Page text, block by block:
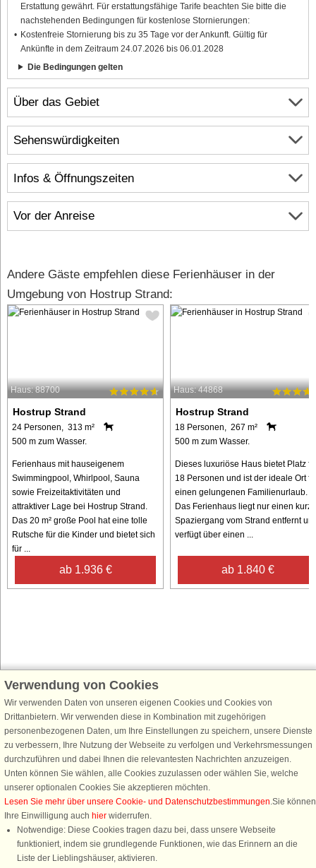
Über das Gebiet
Infos & Öffnungszeiten
Vor der Anreise
Erstattung gewährt. Für erstattungsfähige Tarife beachten Sie bitte die
nachstehenden Bedingungen für kostenlose Stornierungen:
Kostenfreie Stornierung bis zu 35 Tage vor der Ankunft. Gültig für
Ankünfte in dem Zeitraum 24.07.2026 bis 06.01.2028
Die Bedingungen gelten
Sehenswürdigkeiten
Andere Gäste empfehlen diese Ferienhäuser in der
Umgebung von Hostrup Strand:
Haus: 88700
Hostrup Strand
24 Personen, 313 m²
500 m zum Wasser.
Ferienhaus mit hauseigenem
Swimmingpool, Whirlpool, Sauna
sowie Freizeitaktivitäten und
attraktiver Lage bei Hostrup Strand.
Das 20 m² große Pool hat eine tolle
Rutsche für die Kinder und bietet sich
für ...
ab 1.936 €
Haus: 44868
Hostrup Strand
18 Personen, 267 m²
500 m zum Wasser.
Dieses luxuriöse Haus bietet Platz
18 Personen und ist der ideale Ort
einen gelungenen Familienurlaub.
Das Ferienhaus liegt nur einen
Spaziergang vom Strand entfernt
verfügt über einen ...
ab 1.840 €
Schließen Sie sich 100.000 Ferienhaus-Fans an
Erhalten Sie einenWillkommensgutschein von 25 € für Ihren nächsten
Ferienhausurlaub - melden Sie sich einfach für den DanCenter Newsletter
an. Verpassen Sie nie wieder exklusive Angebote, Gewinnspiele und
Urlaubstipps!
Newsletter abonnieren
Verwendung von Cookies
Wir verwenden Daten von unseren eigenen Cookies und Cookies von
Drittanbietern. Wir verwenden diese in Kombination mit zugehörigen
personenbezogenen Daten, um Ihre Einstellungen zu speichern, unsere Dienste
zu verbessern, Ihre Nutzung der Webseite zu verfolgen und Verkehrsmessungen
durchzuführen und dabei Ihnen die relevantesten Nachrichten anzuzeigen.
Unten können Sie wählen, alle Cookies zuzulassen oder wählen Sie, welche
unserer optionalen Cookies Sie akzeptieren möchten.
Lesen Sie mehr über unsere Cookie- und Datenschutzbestimmungen.Sie können
Ihre Einwilligung auch hier widerrufen.
Notwendige: Diese Cookies tragen dazu bei, dass unsere Webseite
funktioniert, indem sie grundlegende Funktionen, wie das Erinnern an die
Liste der Lieblingshäuser, aktivieren.